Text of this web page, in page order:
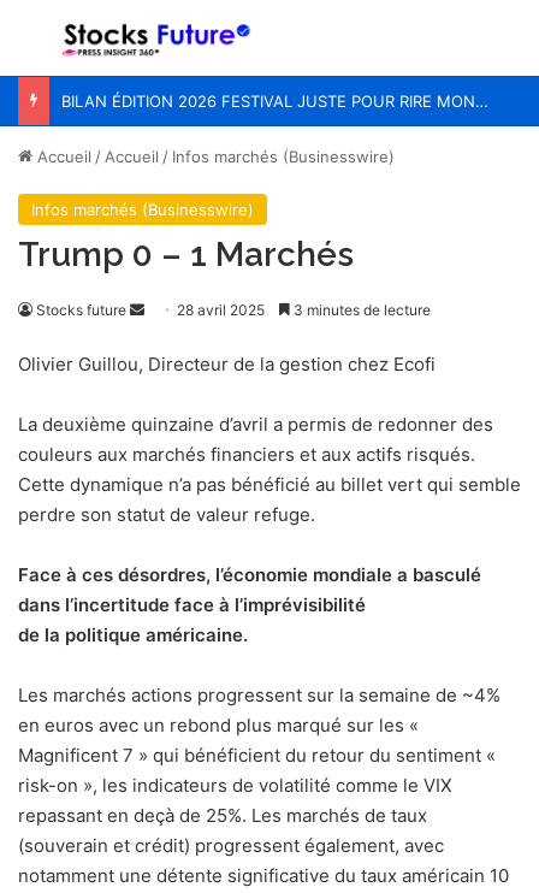
Menu
BILAN ÉDITION 2026 FESTIVAL JUSTE POUR RIRE MONTRÉAL
Accueil /Accueil / Infos marchés (Businesswire)
Infos marchés (Businesswire)
Trump 0 – 1 Marchés
Stocks future
Envoyer
courriel
28 avril 2025 3 minutes de lecture
Olivier Guillou, Directeur de la gestion chez Ecofi
La deuxième quinzaine d’avril a permis de redonner des
couleurs aux marchés financiers et aux actifs risqués.
Cette dynamique n’a pas bénéficié au billet vert qui semble
perdre son statut de valeur refuge.
Face à ces désordres, l’économie mondiale a basculé
dans l’incertitude face à l’imprévisibilité
de la politique américaine.
Les marchés actions progressent sur la semaine de ~4%
en euros avec un rebond plus marqué sur les «
Magnificent 7 » qui bénéficient du retour du sentiment «
risk-on », les indicateurs de volatilité comme le VIX
repassant en deçà de 25%. Les marchés de taux
(souverain et crédit) progressent également, avec
notamment une détente significative du taux américain 10